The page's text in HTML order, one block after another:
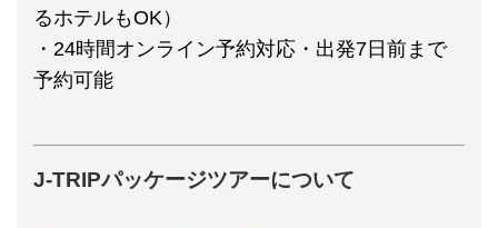
るホテルもOK）
・24時間オンライン予約対応・出発7日前まで
予約可能
J-TRIPパッケージツアーについて